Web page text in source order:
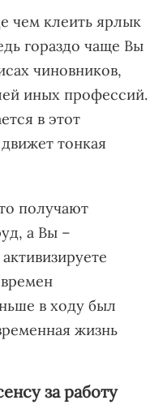
чем клеить ярлык
гораздо чаще Вы
чиновников,
иных профессий.
в этот
тонкая
получают
а Вы –
в ходу был
жизнь
за работу